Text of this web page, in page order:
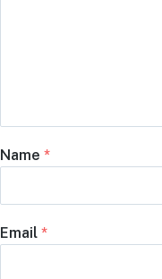
Name *
Email *